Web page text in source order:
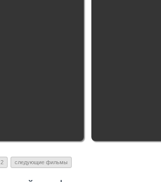
2 следующие фильмы